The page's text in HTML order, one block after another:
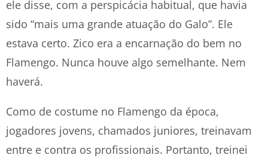
ele disse, com a perspicácia habitual, que havia
sido “mais uma grande atuação do Galo”. Ele
estava certo. Zico era a encarnação do bem no
Flamengo. Nunca houve algo semelhante. Nem
haverá.
Como de costume no Flamengo da época,
jogadores jovens, chamados juniores, treinavam
entre e contra os profissionais. Portanto, treinei